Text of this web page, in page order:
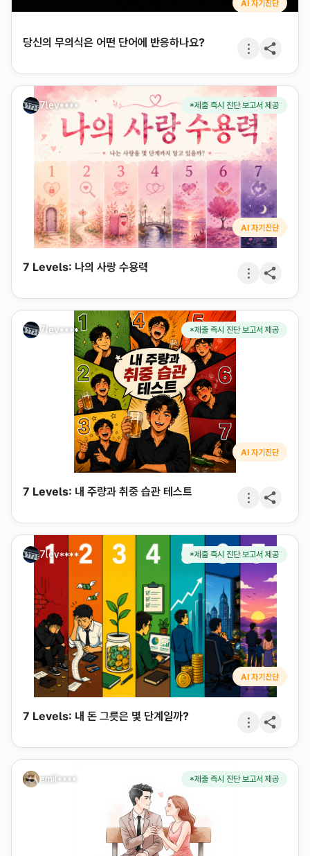
AI 자기진단
당신의 무의식은 어떤 단어에 반응하나요?
7lev**** *제출 즉시 진단 보고서 제공
AI 자기진단
7 Levels: 나의 사랑 수용력
7lev**** *제출 즉시 진단 보고서 제공
AI 자기진단
7 Levels: 내 주량과 취중 습관 테스트
7lev**** *제출 즉시 진단 보고서 제공
AI 자기진단
7 Levels: 내 돈 그릇은 몇 단계일까?
emil**** *제출 즉시 진단 보고서 제공